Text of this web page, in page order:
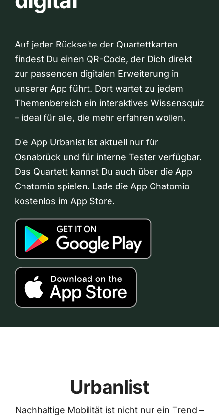
Auf jeder Rückseite der Quartettkarten
findest Du einen QR-Code, der Dich direkt
zur passenden digitalen Erweiterung in
unserer App führt. Dort wartet zu jedem
Themenbereich ein interaktives Wissensquiz
– ideal für alle, die mehr erfahren wollen.
Die App Urbanist ist aktuell nur für
Osnabrück und für interne Tester verfügbar.
Das Quartett kannst Du auch über die App
Chatomio spielen. Lade die App Chatomio
kostenlos im App Store.
Urbanlist
Nachhaltige Mobilität ist nicht nur ein Trend –